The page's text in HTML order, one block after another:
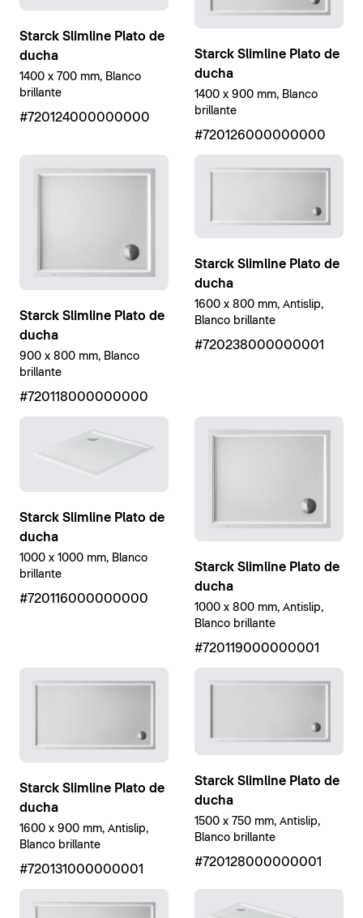
Starck Slimline Plato de
ducha
1400 x 700 mm, Blanco
brillante
#720124000000000
Starck Slimline Plato de
ducha
1400 x 900 mm, Blanco
brillante
#720126000000000
Starck Slimline Plato de
ducha
900 x 800 mm, Blanco
brillante
#720118000000000
Starck Slimline Plato de
ducha
1600 x 800 mm, Antislip,
Blanco brillante
#720238000000001
Starck Slimline Plato de
ducha
1000 x 1000 mm, Blanco
brillante
#720116000000000
Starck Slimline Plato de
ducha
1000 x 800 mm, Antislip,
Blanco brillante
#720119000000001
Starck Slimline Plato de
ducha
1600 x 900 mm, Antislip,
Blanco brillante
#720131000000001
Starck Slimline Plato de
ducha
1500 x 750 mm, Antislip,
Blanco brillante
#720128000000001